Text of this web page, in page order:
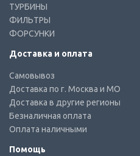
ТУРБИНЫ
ФИЛЬТРЫ
ФОРСУНКИ
Доставка и оплата
Самовывоз
Доставка по г. Москва и МО
Доставка в другие регионы
Безналичная оплата
Оплата наличными
Помощь